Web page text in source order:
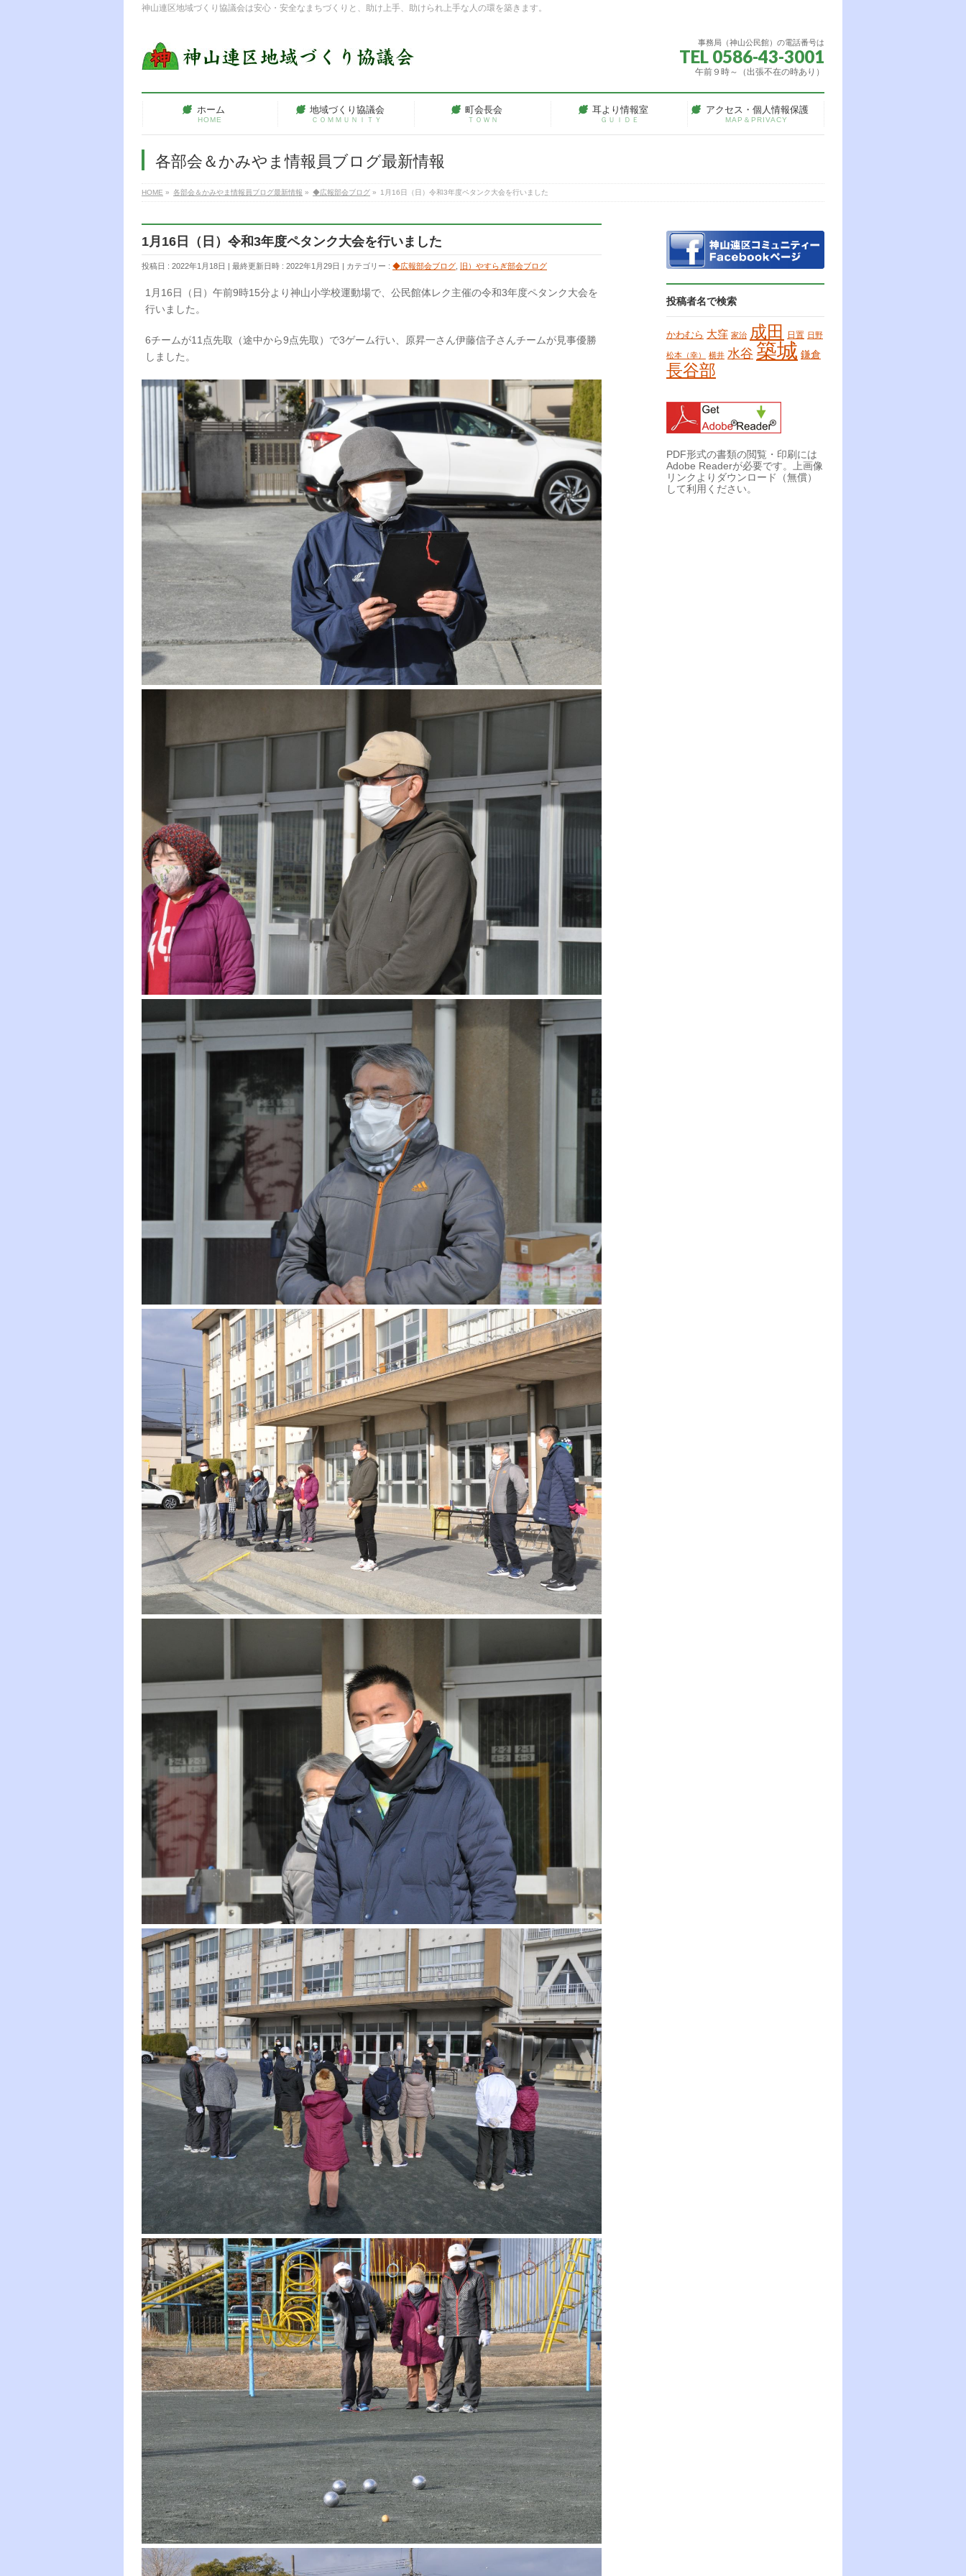
神山連区地域づくり協議会は安心・安全なまちづくりと、助け上手、助けられ上手な人の環を築きます。
事務局（神山公民館）の電話番号は
TEL 0586-43-3001
午前９時～（出張不在の時あり）
ホーム
HOME
地域づくり協議会
ＣＯＭＭＵＮＩＴＹ
町会長会
ＴＯＷＮ
耳より情報室
ＧＵＩＤＥ
アクセス・個人情報保護
MAP＆PRIVACY
各部会＆かみやま情報員ブログ最新情報
HOME » 各部会＆かみやま情報員ブログ最新情報 » ◆広報部会ブログ » 1月16日（日）令和3年度ペタンク大会を行いました
1月16日（日）令和3年度ペタンク大会を行いました
投稿日 : 2022年1月18日 最終更新日時 : 2022年1月29日 カテゴリー : ◆広報部会ブログ 旧）やすらぎ部会ブログ
1月16日（日）午前9時15分より神山小学校運動場で、公民館体レク主催の令和3年度ペタンク大会を
行いました。
6チームが11点先取（途中から9点先取）で3ゲーム行い、原昇一さん伊藤信子さんチームが見事優勝
しました。
投稿者名で検索
かわむら 大窪 家治 成田 日置 日野
松本（幸） 横井 水谷 築城 鎌倉
長谷部
PDF形式の書類の閲覧・印刷には
Adobe Readerが必要です。上画像
リンクよりダウンロード（無償）
して利用ください。